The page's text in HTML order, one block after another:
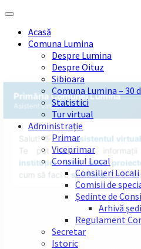
Skip
content
Skip
sidebar
Skip
right
sidebar
Skip
footerAcasă
Comuna Lumina
Despre Lumina
Despre Oituz
Sibioara
Comuna Lumina – 30
Statistici
Tur virtual
Administrație
Primar
Viceprimar
Consiliul Local
Consilieri Locali
Comisii de
Ședinte de
Arhivă
Regulament
Secretar
Istoric